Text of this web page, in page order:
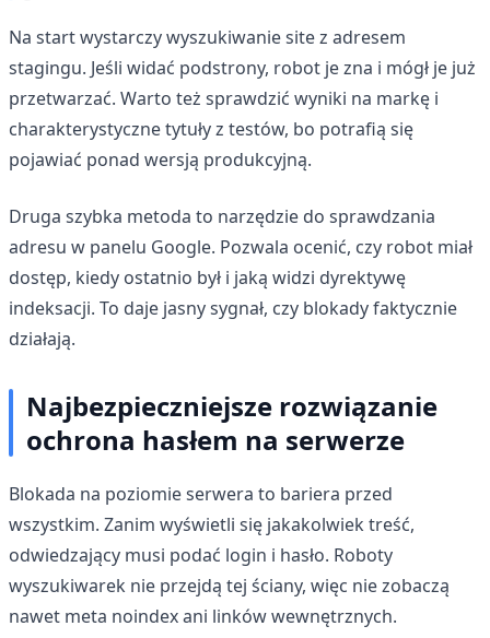
Na start wystarczy wyszukiwanie site z adresem
stagingu. Jeśli widać podstrony, robot je zna i mógł je już
przetwarzać. Warto też sprawdzić wyniki na markę i
charakterystyczne tytuły z testów, bo potrafią się
pojawiać ponad wersją produkcyjną.
Druga szybka metoda to narzędzie do sprawdzania
adresu w panelu Google. Pozwala ocenić, czy robot miał
dostęp, kiedy ostatnio był i jaką widzi dyrektywę
indeksacji. To daje jasny sygnał, czy blokady faktycznie
działają.
Najbezpieczniejsze rozwiązanie
ochrona hasłem na serwerze
Blokada na poziomie serwera to bariera przed
wszystkim. Zanim wyświetli się jakakolwiek treść,
odwiedzający musi podać login i hasło. Roboty
wyszukiwarek nie przejdą tej ściany, więc nie zobaczą
nawet meta noindex ani linków wewnętrznych.